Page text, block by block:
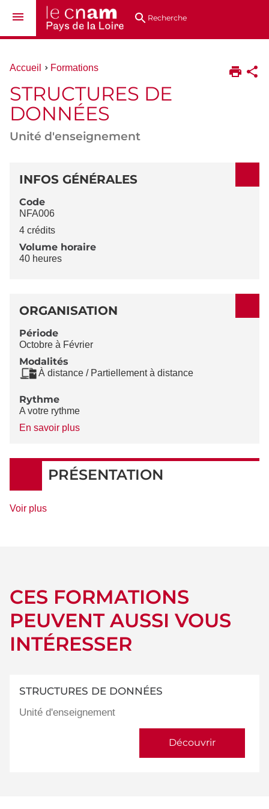
au
directsRecherche
Vous
ici :
Accueil Formations
STRUCTURES DE
DONNÉES
Unité d'enseignement
DÉTAILS
INFOS GÉNÉRALES
Code
NFA006
4 crédits
Volume horaire
40 heures
ORGANISATION
Période
Octobre à Février
Modalités
À distance / Partiellement à distance
Rythme
A votre rythme
En savoir plusà
Rythme
PRÉSENTATION
Voir plusde
CES FORMATIONS
PEUVENT AUSSI VOUS
INTÉRESSER
STRUCTURES DE DONNÉES
Unité d'enseignement
Découvrir